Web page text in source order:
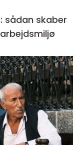
sådan skaber